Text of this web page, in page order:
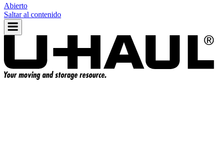
Abierto
Saltar al contenido